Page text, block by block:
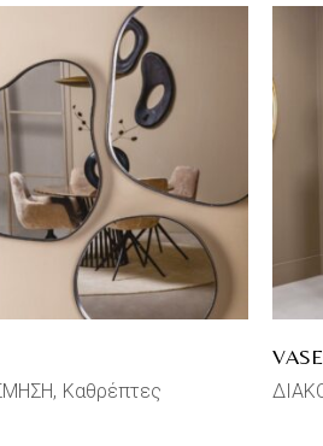
Καθρέπτες